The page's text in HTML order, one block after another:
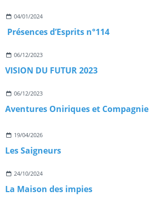
04/01/2024
Présences d’Esprits n°114
06/12/2023
VISION DU FUTUR 2023
06/12/2023
Aventures Oniriques et Compagnie
19/04/2026
Les Saigneurs
24/10/2024
La Maison des impies